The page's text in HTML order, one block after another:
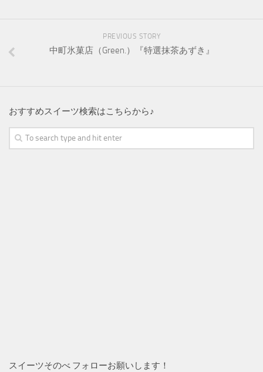
PREVIOUS STORY
中町氷菓店（Green.）『特選抹茶あずき』
おすすめスイーツ検索はこちらから♪
スイーツそのべ フォローお願いします！